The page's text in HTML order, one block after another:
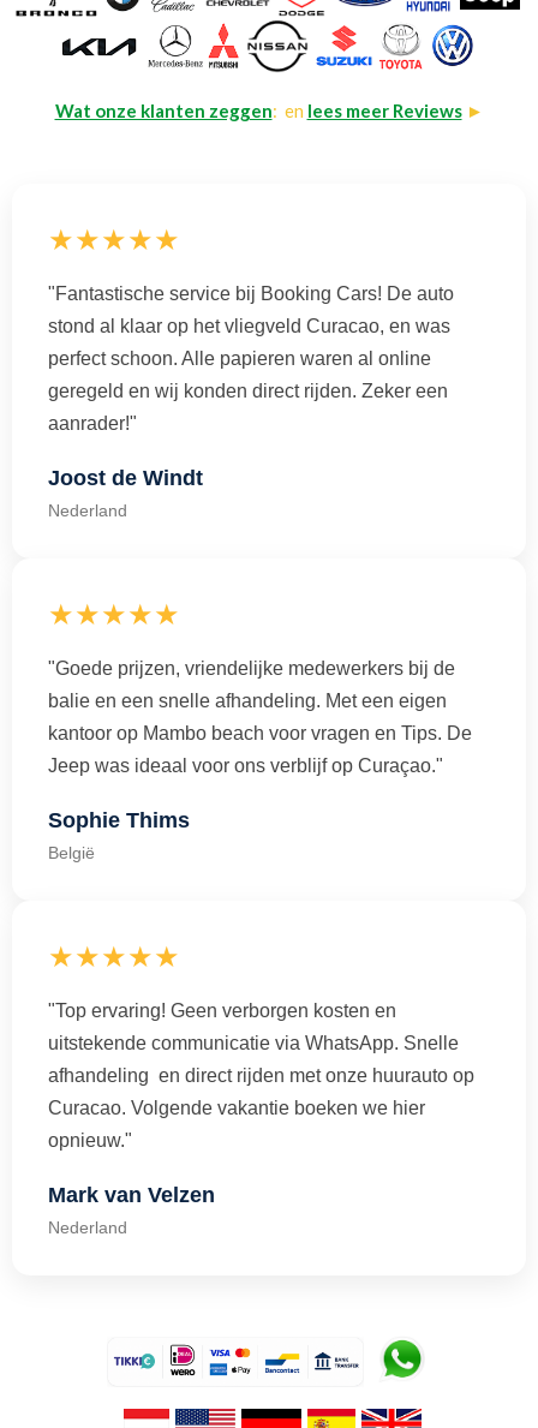
Wat onze klanten zeggen: en lees meer Reviews►
★★★★★
"Fantastische service bij Booking Cars! De auto
stond al klaar op het vliegveld Curacao, en was
perfect schoon. Alle papieren waren al online
geregeld en wij konden direct rijden. Zeker een
aanrader!"
Joost de Windt
Nederland
★★★★★
"Goede prijzen, vriendelijke medewerkers bij de
balie en een snelle afhandeling. Met een eigen
kantoor op Mambo beach voor vragen en Tips. De
Jeep was ideaal voor ons verblijf op Curaçao."
Sophie Thims
België
★★★★★
"Top ervaring! Geen verborgen kosten en
uitstekende communicatie via WhatsApp. Snelle
afhandeling en direct rijden met onze huurauto op
Curacao. Volgende vakantie boeken we hier
opnieuw."
Mark van Velzen
Nederland